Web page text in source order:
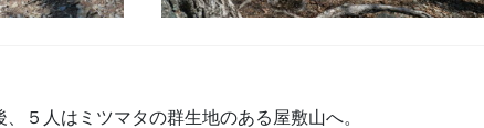
５人はミツマタの群生地のある屋敷山へ。